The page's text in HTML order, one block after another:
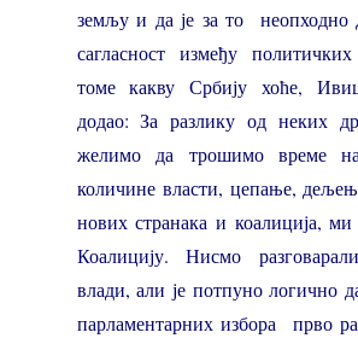
земљу и да је за то неопходно
сагласност између
томе какву Србију хоће,
додао: За разлику од неких
желимо да трошимо време
количине власти, цепање,
нових странака и коалиција,
Коалицију. Нисмо
влади, али је потпуно логично
парламентарних избора прво